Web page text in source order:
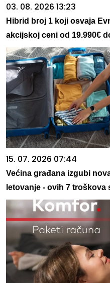
03. 08. 2026 13:23
Hibrid broj 1 koji osvaja
akcijskoj ceni od 19.990€
15. 07. 2026 07:44
Većina građana izgubi
letovanje - ovih 7